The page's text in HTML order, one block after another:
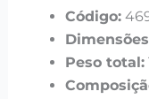
Código:
Peso total: